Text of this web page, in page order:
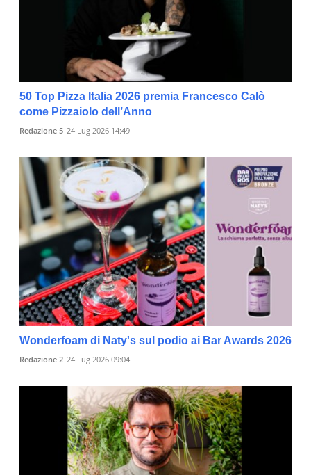
50 Top Pizza Italia 2026 premia Francesco Calò
come Pizzaiolo dell’Anno
Redazione 5 24 Lug 2026 14:49
Wonderfoam di Naty's sul podio ai Bar Awards 2026
Redazione 2 24 Lug 2026 09:04